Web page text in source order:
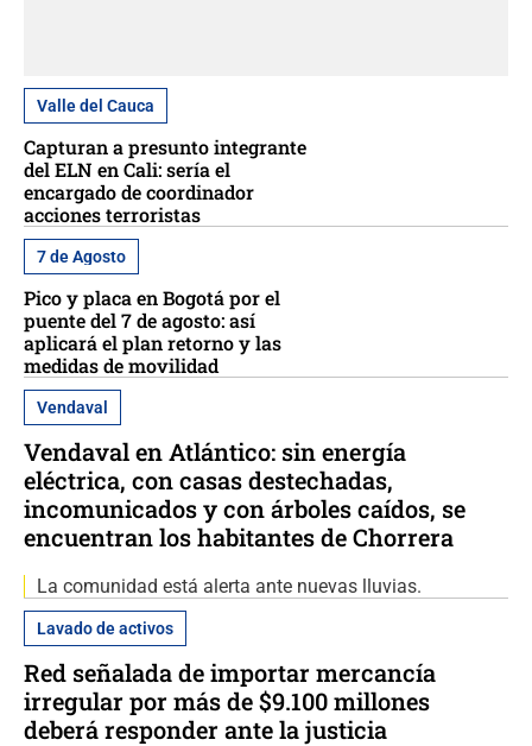
Valle del Cauca
Capturan a presunto integrante
del ELN en Cali: sería el
encargado de coordinador
acciones terroristas
7 de Agosto
Pico y placa en Bogotá por el
puente del 7 de agosto: así
aplicará el plan retorno y las
medidas de movilidad
Vendaval
Vendaval en Atlántico: sin energía
eléctrica, con casas destechadas,
incomunicados y con árboles caídos, se
encuentran los habitantes de Chorrera
La comunidad está alerta ante nuevas lluvias.
Lavado de activos
Red señalada de importar mercancía
irregular por más de $9.100 millones
deberá responder ante la justicia